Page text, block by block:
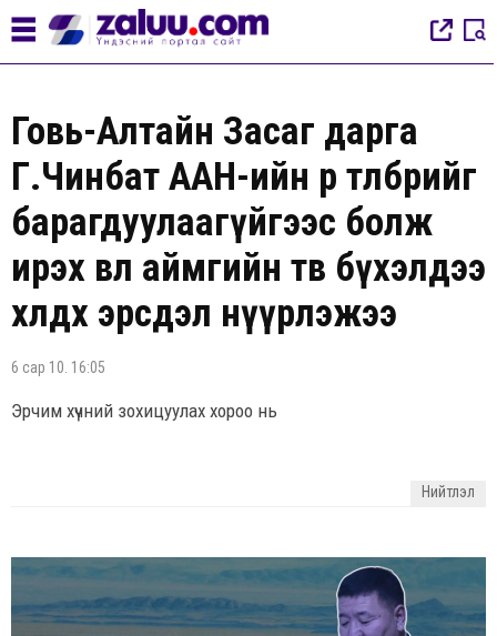
Говь-Алтайн Засаг дарга
Г.Чинбат ААН-ийн өр төлбөрийг
барагдуулаагүйгээс болж
ирэх өвөл аймгийн төв бүхэлдээ
хөлдөх эрсдэл нүүрлэжээ
6 сар 10. 16:05
Эрчим хүчний зохицуулах хороо нь
Нийтлэл